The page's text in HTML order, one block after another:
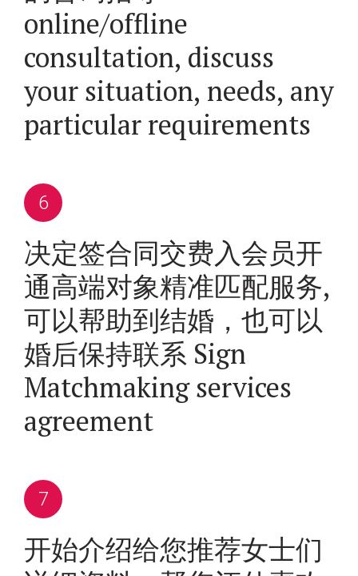
online/offline
consultation, discuss
your situation, needs, any
particular requirements
决定签合同交费入会员开
通高端对象精准匹配服务,
可以帮助到结婚，也可以
婚后保持联系 Sign
Matchmaking services
agreement
开始介绍给您推荐女士们